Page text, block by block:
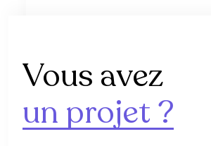
Vous avez
un projet ?